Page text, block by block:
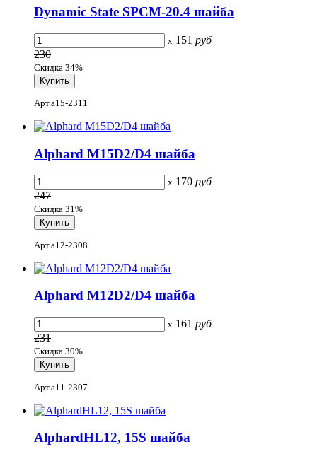
Dynamic State SPCM-20.4 шайба
x 151 руб
230
Скидка 34%
Арт.a15-2311
Alphard M15D2/D4 шайба
x 170 руб
247
Скидка 31%
Арт.a12-2308
Alphard M12D2/D4 шайба
x 161 руб
231
Скидка 30%
Арт.a11-2307
AlphardHL12, 15S шайба